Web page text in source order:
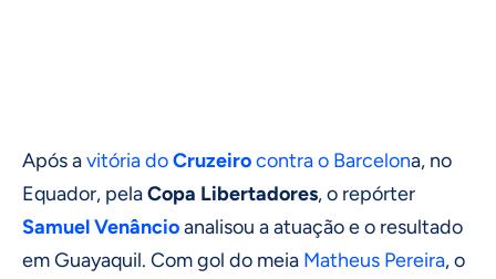
Após avitória doCruzeirocontra o Barcelona, no
Equador, pelaCopa Libertadores, o repórter
Samuel Venâncioanalisou a atuação e o resultado
em Guayaquil. Com gol do meia Matheus Pereira, o